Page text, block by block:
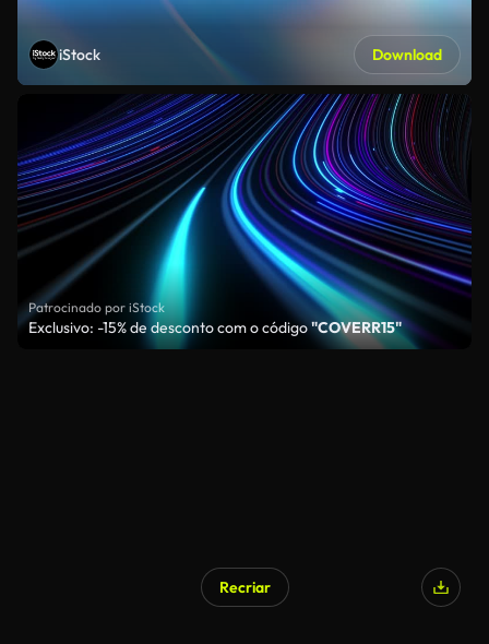
iStock Download
Patrocinado por iStock
Exclusivo: -15% de desconto com o código"COVERR15"
Recriar